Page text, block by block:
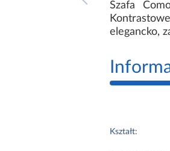
Szafa
elegancko,
Kształt: